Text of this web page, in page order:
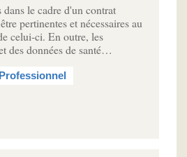
dans le cadre d'un contrat
pertinentes et nécessaires au
celui-ci. En outre, les
des données de santé…